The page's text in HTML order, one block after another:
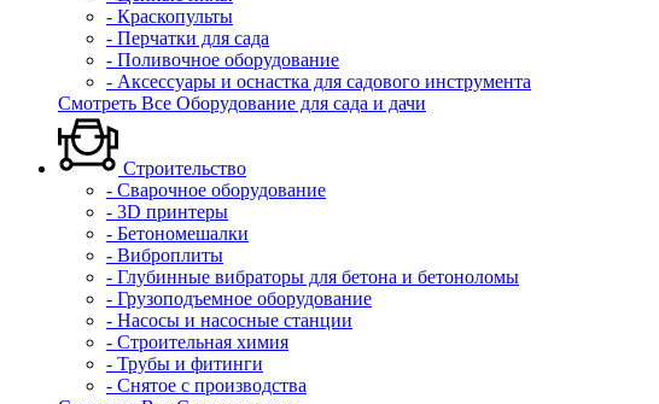
- Краскопульты
- Перчатки для сада
- Поливочное оборудование
- Аксессуары и оснастка для садового инструмента
Смотреть Все Оборудование для сада и дачи
Строительство
- Сварочное оборудование
- 3D принтеры
- Бетономешалки
- Виброплиты
- Глубинные вибраторы для бетона и бетоноломы
- Грузоподъемное оборудование
- Насосы и насосные станции
- Строительная химия
- Трубы и фитинги
- Снятое с производства